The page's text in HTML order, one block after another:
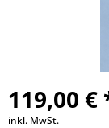
119,00 €
inkl. MwSt.